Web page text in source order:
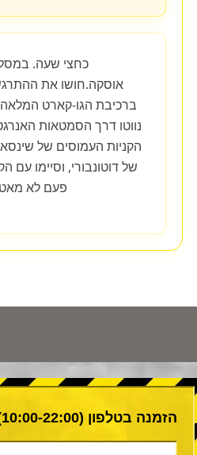
אוסקה.חושו את
ברכיבת הגו-קארט המלאה
נווטו דרך הסמטאות
הקניות העמוסים של
של דוטונבורי, וסיימו
פעם לא
הזמנה בטלפון (10:00-22:00)